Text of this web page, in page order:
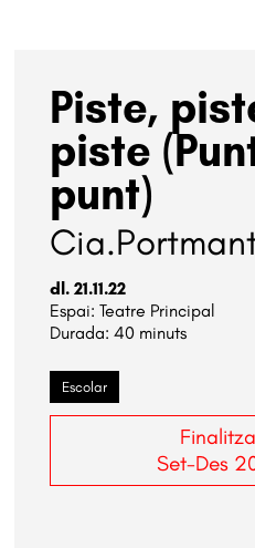
Piste,
piste
punt)
dl. 21.11.22
Teatre Principal
Durada: 40 minuts
Escolar
Set-Des